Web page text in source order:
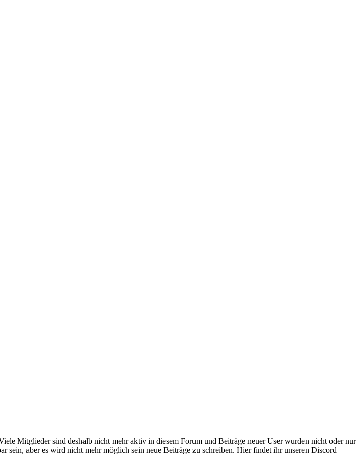
Mitglieder sind deshalb nicht mehr aktiv in diesem Forum und Beiträge neuer User wurden nicht oder nur
aber es wird nicht mehr möglich sein neue Beiträge zu schreiben. Hier findet ihr unseren Discord